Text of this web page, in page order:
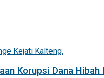
Korupsi Dana